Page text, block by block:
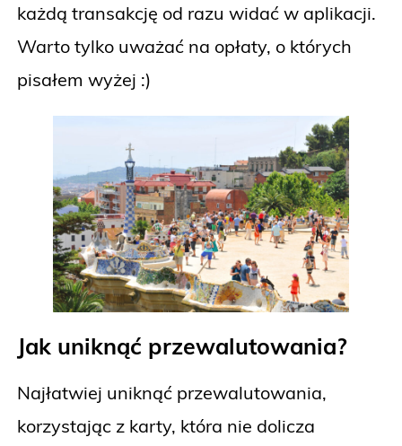
każdą transakcję od razu widać w aplikacji.
Warto tylko uważać na opłaty, o których
pisałem wyżej :)
Jak uniknąć przewalutowania?
Najłatwiej uniknąć przewalutowania,
korzystając z karty, która nie dolicza